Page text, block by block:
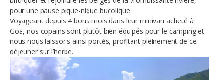
pour une pause pique-nique bucolique.
Voyageant depuis 4 bons mois dans leur minivan acheté à
Goa, nos copains sont plutôt bien équipés pour le camping et
nous nous laissons ainsi portés, profitant pleinement de ce
déjeuner sur l’herbe.